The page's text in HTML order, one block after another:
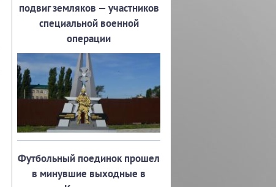
подвиг земляков — участников
специальной военной
операции
Футбольный поединок прошел
в минувшие выходные в